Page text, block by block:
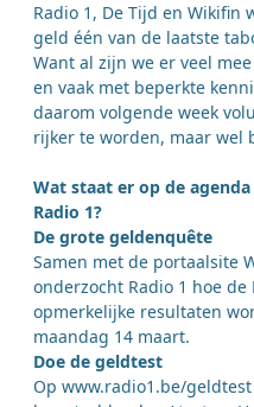
Radio 1, De Tijd en Wikifin
geld één van de laatste
Want al zijn we er veel
en vaak met beperkte
daarom volgende week
rijker te worden, maar wel
Wat staat er op de
Radio 1?
De grote geldenquête
Samen met de portaalsite
onderzocht Radio 1 hoe
opmerkelijke resultaten
maandag 14 maart.
Doe de geldtest
Op www.radio1.be/